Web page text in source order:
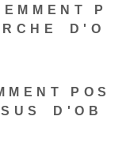
P
⁢D'O
POS
D'OB